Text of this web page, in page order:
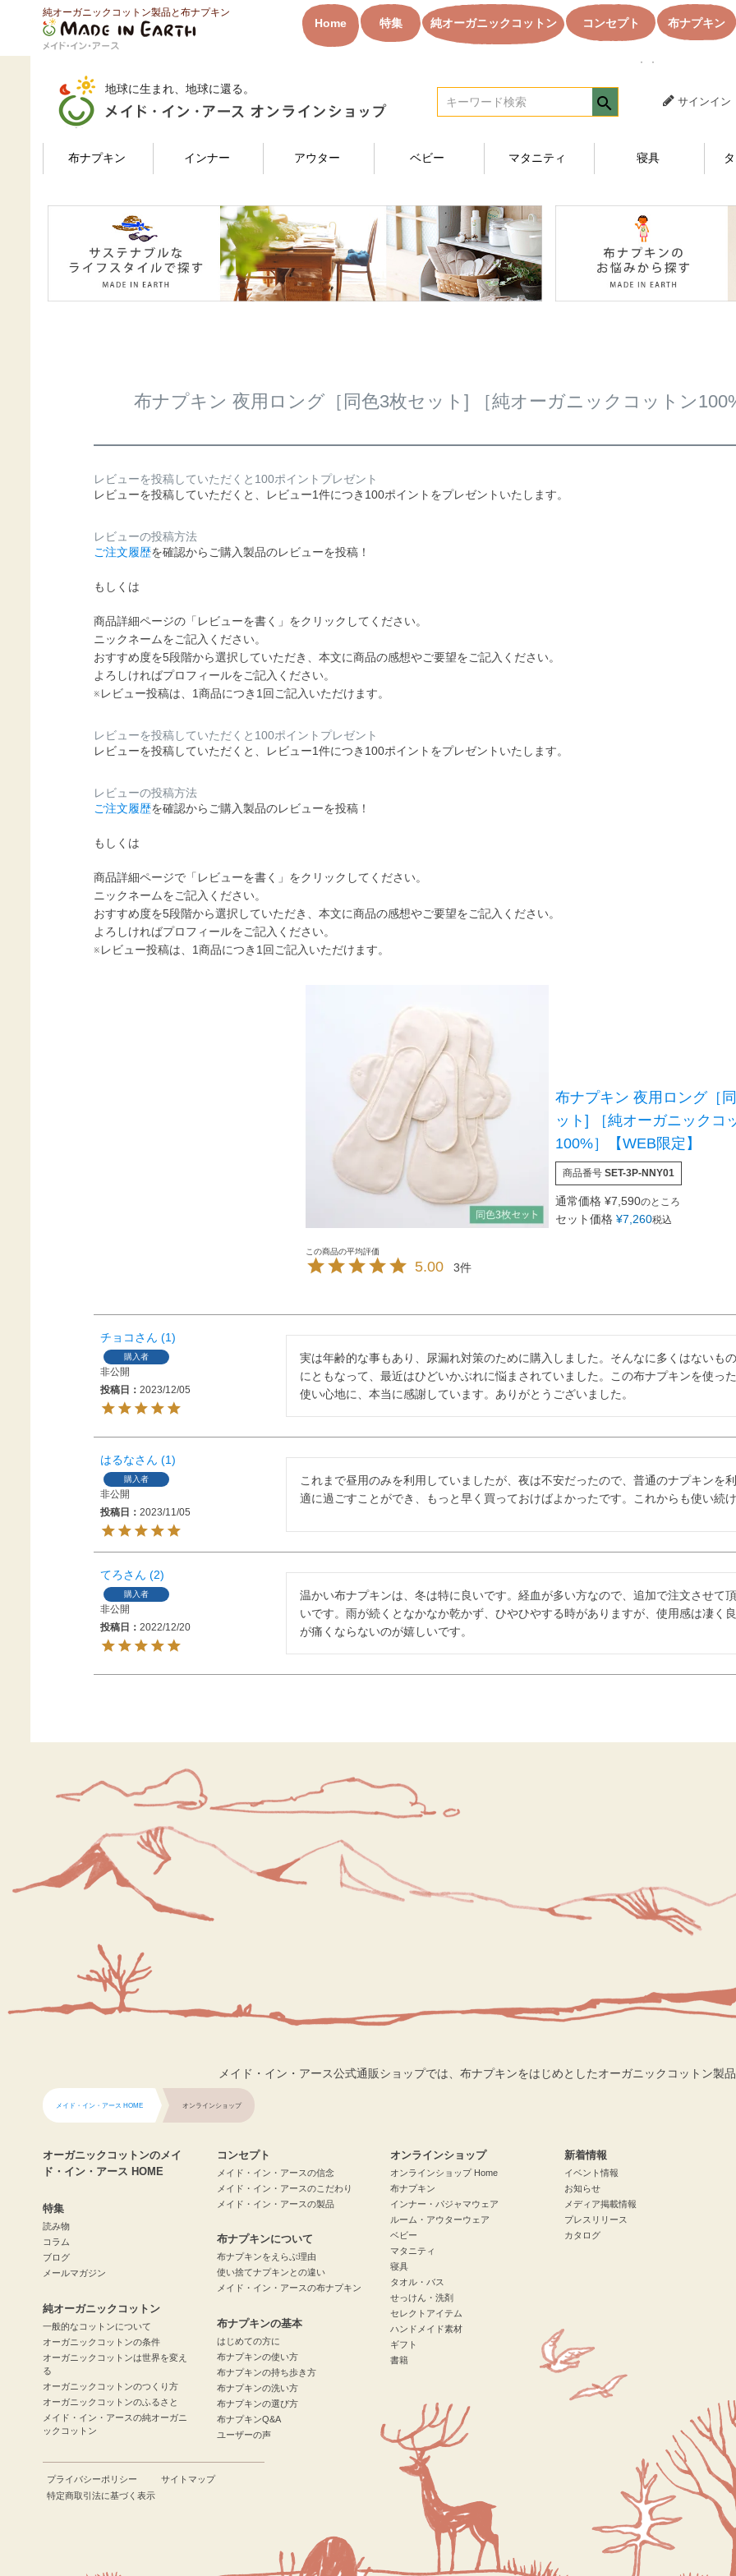
純オーガニックコットン製品と布ナプキン
Home 特集 純オーガニックコットン コンセプト 布ナプキン
HOME 布ナプキン レギュラーユーザー_ご愛用者 布ナプキン一覧 布ナプキン 夜用ロング［同色3枚セット] ［純オーガニックコットン100%
地球に生まれ、地球に還る。
検索
サインイン
布ナプキン インナー アウター ベビー マタニティ 寝具
布ナプキン 夜用ロング［同色3枚セット] ［純オーガニックコットン
レビューを投稿していただくと100ポイントプレゼント
レビューを投稿していただくと、レビュー1件につき100ポイントをプレゼントいたします。
レビューの投稿方法
ご注文履歴を確認からご購入製品のレビューを投稿！
もしくは
商品詳細ページの「レビューを書く」をクリックしてください。
ニックネームをご記入ください。
おすすめ度を5段階から選択していただき、本文に商品の感想やご要望をご記入ください。
よろしければプロフィールをご記入ください。
※レビュー投稿は、1商品につき1回ご記入いただけます。
レビューを投稿していただくと100ポイントプレゼント
レビューを投稿していただくと、レビュー1件につき100ポイントをプレゼントいたします。
レビューの投稿方法
ご注文履歴を確認からご購入製品のレビューを投稿！
もしくは
商品詳細ページで「レビューを書く」をクリックしてください。
ニックネームをご記入ください。
おすすめ度を5段階から選択していただき、本文に商品の感想やご要望をご記入ください。
よろしければプロフィールをご記入ください。
※レビュー投稿は、1商品につき1回ご記入いただけます。
布ナプキン 夜用ロング［
ット] ［純オーガニックコ
100%］【WEB限定】
商品番号 SET-3P-NNY01
通常価格 ¥7,590のところ
セット価格 ¥7,260税込
5.00 3
チョコ 1
購入者
非公開
投稿日
2023/12/05
実は年齢的な事もあり、尿漏れ対策のために購入しました。そんなに多くはないも
にともなって、最近はひどいかぶれに悩まされていました。この布ナプキンを使っ
使い心地に、本当に感謝しています。ありがとうございました。
はるな 1
購入者
非公開
投稿日
2023/11/05
これまで昼用のみを利用していましたが、夜は不安だったので、普通のナプキンを
適に過ごすことができ、もっと早く買っておけばよかったです。これからも使い続
てろ 2
購入者
非公開
投稿日
2022/12/20
温かい布ナプキンは、冬は特に良いです。経血が多い方なので、追加で注文させて
いです。雨が続くとなかなか乾かず、ひやひやする時がありますが、使用感は凄く
が痛くならないのが嬉しいです。
メイド・イン・アース公式通販ショップでは、布ナプキンをはじめとしたオーガニックコットン製
メイド・イン・アース HOME オンラインショップ
オーガニックコットンのメイ
ド・イン・アース HOME
特集
読み物
コラム
ブログ
メールマガジン
純オーガニックコットン
一般的なコットンについて
オーガニックコットンの条件
オーガニックコットンは世界を変え
る
オーガニックコットンのつくり方
オーガニックコットンのふるさと
メイド・イン・アースの純オーガニ
ックコットン
コンセプト
メイド・イン・アースの信念
メイド・イン・アースのこだわり
メイド・イン・アースの製品
布ナプキンについて
布ナプキンをえらぶ理由
使い捨てナプキンとの違い
メイド・イン・アースの布ナプキン
布ナプキンの基本
はじめての方に
布ナプキンの使い方
布ナプキンの持ち歩き方
布ナプキンの洗い方
布ナプキンの選び方
布ナプキンQ&A
ユーザーの声
オンラインショップ
オンラインショップ Home
布ナプキン
インナー・パジャマウェア
ルーム・アウターウェア
ベビー
マタニティ
寝具
タオル・バス
せっけん・洗剤
セレクトアイテム
ハンドメイド素材
ギフト
書籍
新着情報
イベント情報
お知らせ
メディア掲載情報
プレスリリース
カタログ
プライバシーポリシー
サイトマップ
特定商取引法に基づく表示